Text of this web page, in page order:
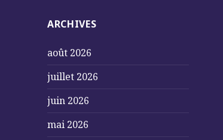
ARCHIVES
août 2026
juillet 2026
juin 2026
mai 2026